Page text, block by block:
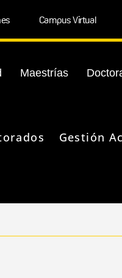
Campus Virtual
Maestrías
Gestión